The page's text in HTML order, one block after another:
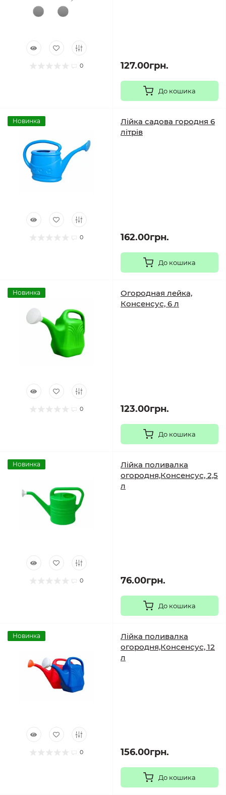
0 127.00грн.
До кошика
Новинка
0
Лійка садова городня 6
літрів
162.00грн.
До кошика
Новинка
0
Огородная лейка,
Консенсус, 6 л
123.00грн.
До кошика
Новинка
0
Лійка поливалка
огородня,Консенсус, 2,5
л
76.00грн.
До кошика
Новинка
0
Лійка поливалка
огородня,Консенсус, 12
л
156.00грн.
До кошика